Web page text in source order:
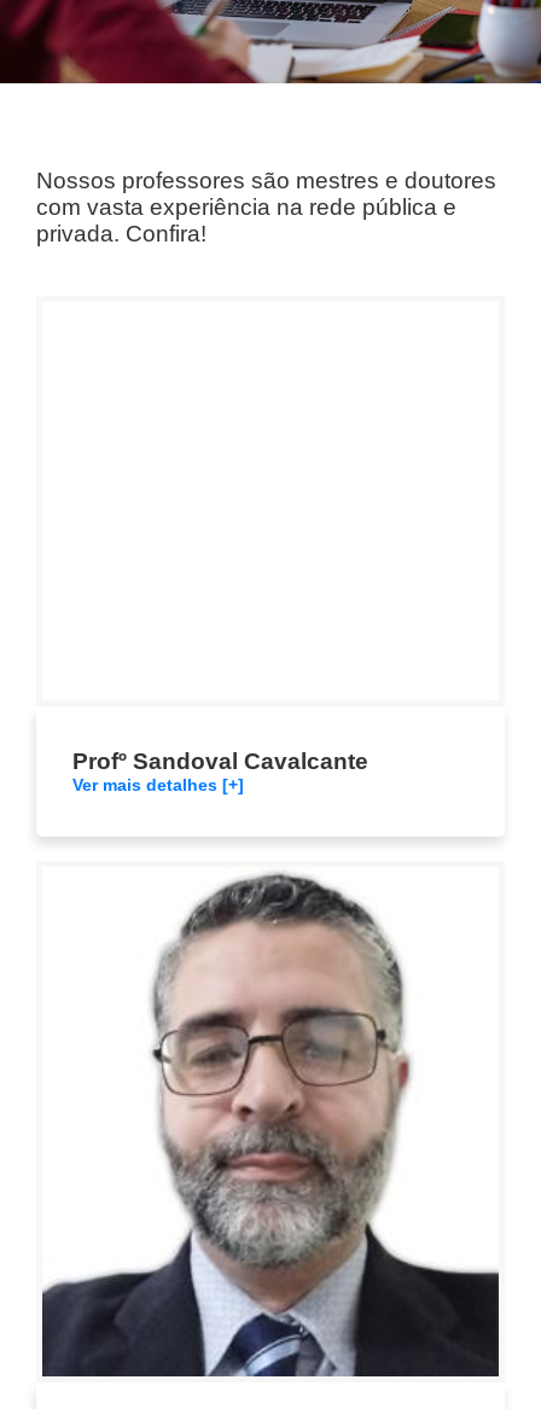
Nossos professores são mestres e doutores
com vasta experiência na rede pública e
privada. Confira!
Profº Sandoval Cavalcante
Ver mais detalhes [+]